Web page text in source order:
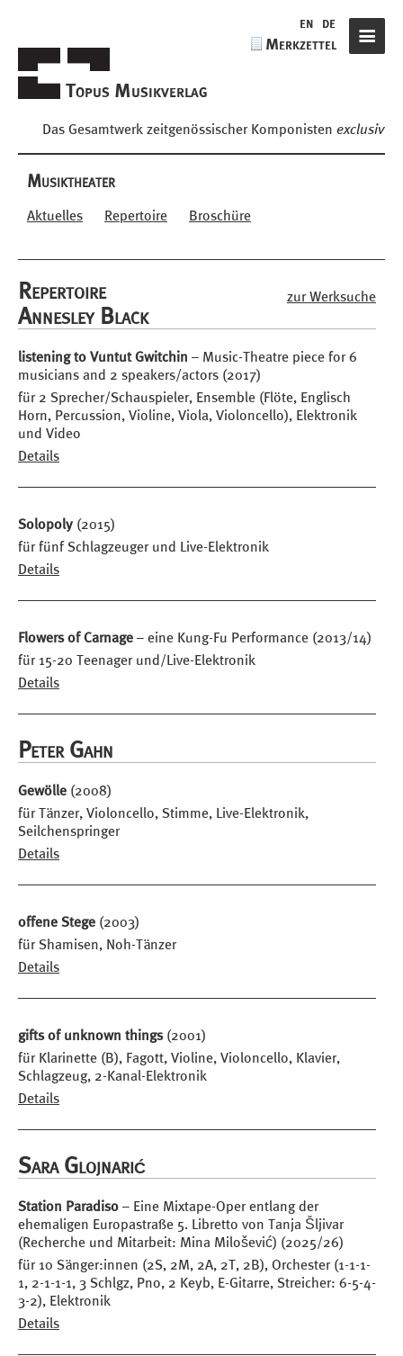
Topus Musikverlag
Das Gesamtwerk zeitgenössischer Komponisten exclusiv
de
en de
Merkzettel
Themen
Musiktheater
Aktuelles Repertoire Broschüre
Repertoire
Annesley Black
listening to Vuntut Gwitchin – Music-Theatre piece for 6
musicians and 2 speakers/actors (2017)
für 2 Sprecher/Schauspieler, Ensemble (Flöte, Englisch
Horn, Percussion, Violine, Viola, Violoncello), Elektronik
und Video
Details
Solopoly (2015)
für fünf Schlagzeuger und Live-Elektronik
Details
Flowers of Carnage – eine Kung-Fu Performance (2013/14)
für 15-20 Teenager und/Live-Elektronik
Details
Peter Gahn
Gewölle (2008)
für Tänzer, Violoncello, Stimme, Live-Elektronik,
Seilchenspringer
Details
offene Stege (2003)
für Shamisen, Noh-Tänzer
Details
gifts of unknown things(2001)
für Klarinette (B), Fagott, Violine, Violoncello, Klavier,
Schlagzeug, 2-Kanal-Elektronik
Details
Sara Glojnarić
Station Paradiso – Eine Mixtape-Oper entlang der
ehemaligen Europastraße 5. Libretto von Tanja Šljivar
(Recherche und Mitarbeit: Mina Milošević) (2025/26)
für 10 Sänger:innen (2S, 2M, 2A, 2T, 2B), Orchester (1-1-1-
1, 2-1-1-1, 3 Schlgz, Pno, 2 Keyb, E-Gitarre, Streicher: 6-5-4-
3-2), Elektronik
Details
zur Werksuche